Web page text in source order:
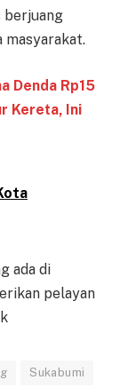
berjuang
masyarakat.
Denda Rp15
Kereta, Ini
ada di
pelayan
Sukabumi